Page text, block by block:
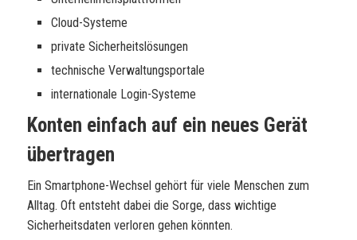
Cloud-Systeme
private Sicherheitslösungen
technische Verwaltungsportale
internationale Login-Systeme
Konten einfach auf ein neues Gerät
übertragen
Ein Smartphone-Wechsel gehört für viele Menschen zum
Alltag. Oft entsteht dabei die Sorge, dass wichtige
Sicherheitsdaten verloren gehen könnten.